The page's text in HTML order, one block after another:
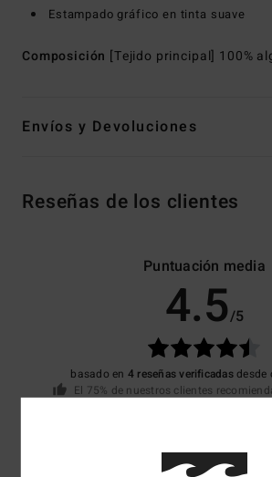
Estampado gráfico en tinta suave
Composición [Tejido principal] 100%
Envíos y Devoluciones
Reseñas de los clientes
Puntuación media
4.5/5
basado en 4 reseñas verificadasdesde
El 75% de nuestros clientes